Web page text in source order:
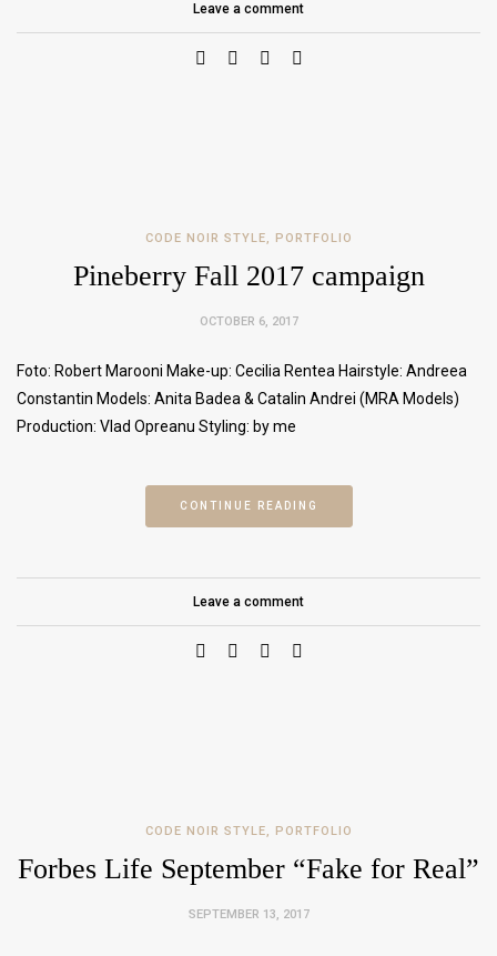
Leave a comment
CODE NOIR STYLE, PORTFOLIO
Pineberry Fall 2017 campaign
OCTOBER 6, 2017
Foto: Robert Marooni Make-up: Cecilia Rentea Hairstyle: Andreea
Constantin Models: Anita Badea & Catalin Andrei (MRA Models)
Production: Vlad Opreanu Styling: by me
CONTINUE READING
Leave a comment
CODE NOIR STYLE, PORTFOLIO
Forbes Life September “Fake for Real”
SEPTEMBER 13, 2017